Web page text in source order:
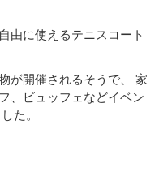
由に使えるテニスコート
が開催されるそうで、 家
、ビュッフェなどイベン
た。